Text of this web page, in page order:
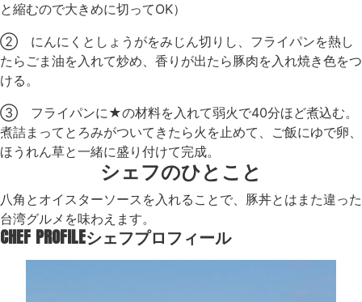
と縮むので大きめに切ってOK）
② にんにくとしょうがをみじん切りし、フライパンを熱し
たらごま油を入れて炒め、香りが出たら豚肉を入れ焼き色をつ
ける。
③ フライパンに★の材料を入れて弱火で40分ほど煮込む。
煮詰まってとろみがついてきたら火を止めて、ご飯にゆで卵、
ほうれん草と一緒に盛り付けて完成。
シェフのひとこと
八角とオイスターソースを入れることで、豚丼とはまた違った
台湾グルメを味わえます。
CHEF PROFILEシェフプロフィール